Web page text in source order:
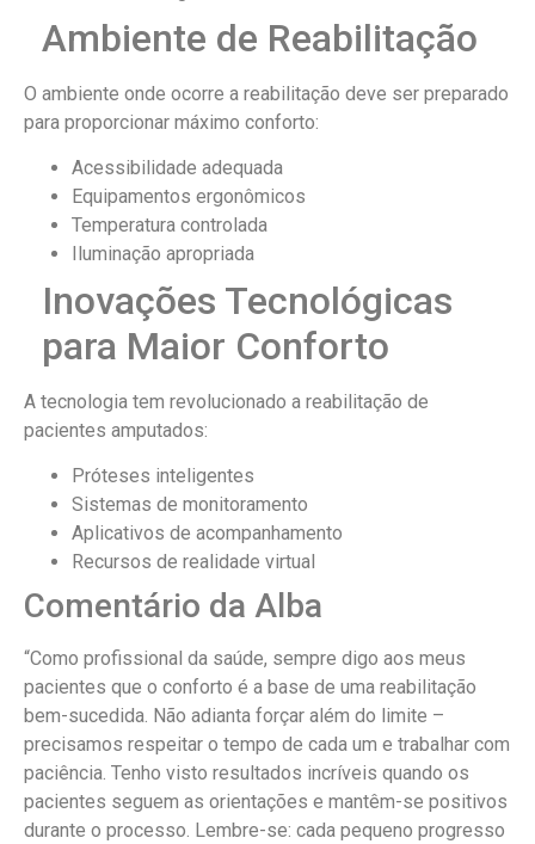
Ambiente de Reabilitação
O ambiente onde ocorre a reabilitação deve ser preparado
para proporcionar máximo conforto:
Acessibilidade adequada
Equipamentos ergonômicos
Temperatura controlada
Iluminação apropriada
Inovações Tecnológicas
para Maior Conforto
A tecnologia tem revolucionado a reabilitação de
pacientes amputados:
Próteses inteligentes
Sistemas de monitoramento
Aplicativos de acompanhamento
Recursos de realidade virtual
Comentário da Alba
“Como profissional da saúde, sempre digo aos meus
pacientes que o conforto é a base de uma reabilitação
bem-sucedida. Não adianta forçar além do limite –
precisamos respeitar o tempo de cada um e trabalhar com
paciência. Tenho visto resultados incríveis quando os
pacientes seguem as orientações e mantêm-se positivos
durante o processo. Lembre-se: cada pequeno progresso